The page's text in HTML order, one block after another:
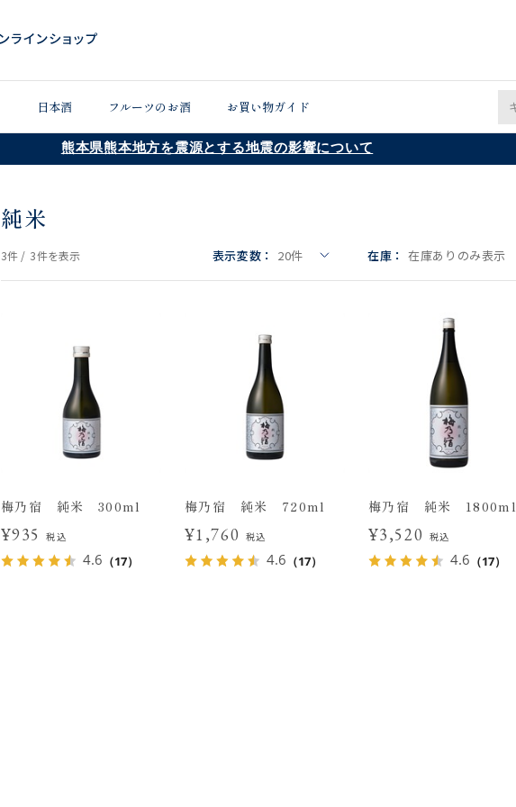
日本酒 フルーツのお酒 お買い物ガイド
熊本県熊本地方を震源とする地震の影響について
純米
3件 / 3件を表示 表示変数： 20件 在庫： 在庫ありのみ表示
梅乃宿 純米 300ml
¥935 税込
4.6 （17）
梅乃宿 純米 720ml
¥1,760 税込
4.6 （17）
梅乃宿 純米 1800ml
¥3,520 税込
4.6 （17）